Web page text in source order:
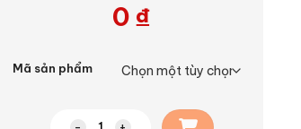
0 ₫
Mã sản phẩm